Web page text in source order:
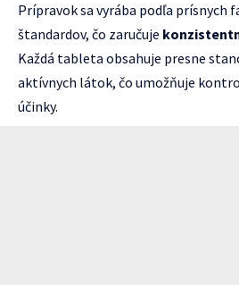
Prípravok sa vyrába podľa prísnych
štandardov, čo zaručuje
Každá tableta obsahuje presne
aktívnych látok, čo umožňuje
účinky.